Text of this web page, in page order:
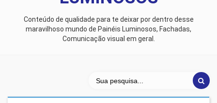
Conteúdo de qualidade para te deixar por dentro desse
maravilhoso mundo de Painéis Luminosos, Fachadas,
Comunicação visual em geral.